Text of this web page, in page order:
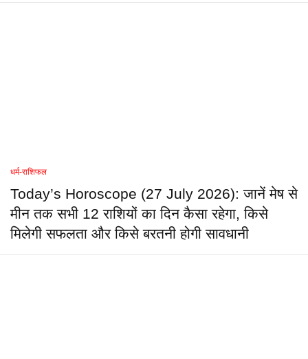
धर्म-राशिफल
Today’s Horoscope (27 July 2026): जानें मेष से
मीन तक सभी 12 राशियों का दिन कैसा रहेगा, किसे
मिलेगी सफलता और किसे बरतनी होगी सावधानी